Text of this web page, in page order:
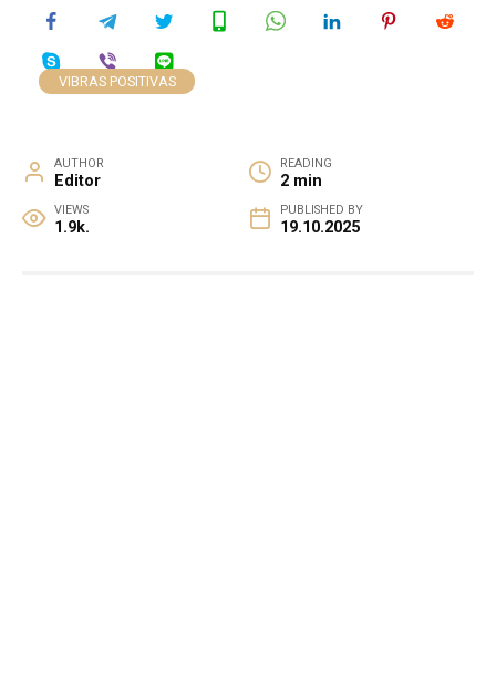
VIBRAS POSITIVAS
AUTHOR
Editor
READING
2 min
VIEWS
1.9k.
PUBLISHED BY
19.10.2025